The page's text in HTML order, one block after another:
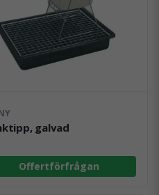
galvad
Offertförfrågan